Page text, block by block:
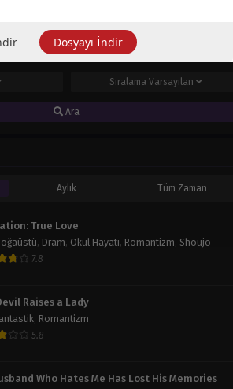
Durum
SıralamaVarsayılan
Ara
Aylık Tüm Zaman
True Love
, Dram, Okul Hayatı, Romantizm, Shoujo
7.8
Raises a Lady
, Romantizm
5.8
Who Hates Me Has Lost His Memories
Dosyayı İndir